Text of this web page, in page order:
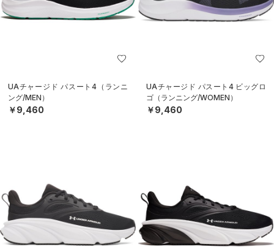
UAチャージド パスート4（ランニ
ング/MEN）
￥9,460
UAチャージド パスート4 ビッグロ
ゴ（ランニング/WOMEN）
￥9,460